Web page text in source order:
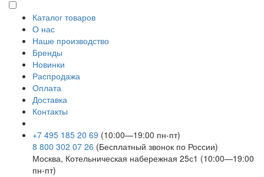
Каталог товаров
О нас
Наше производство
Бренды
Новинки
Распродажа
Оплата
Доставка
Контакты
+7 495 185 20 69 (10:00—19:00 пн-пт)
8 800 302 07 26 (Бесплатный звонок по России)
Москва, Котельническая набережная 25с1 (10:00—19:00
пн-пт)